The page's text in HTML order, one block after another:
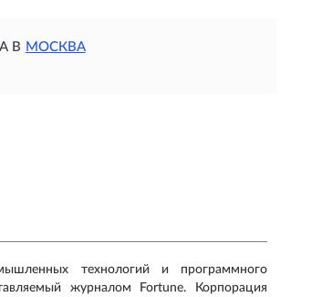
В МОСКВА
технологий и программного
журналом Fortune. Корпорация